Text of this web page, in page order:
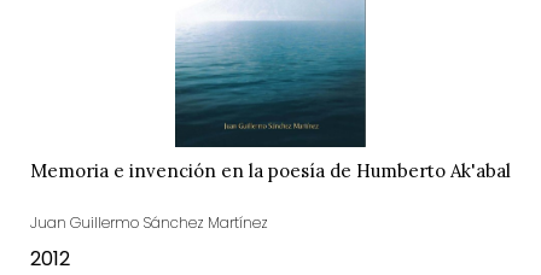
Memoria e invención en la poesía de Humberto Ak'abal
Juan Guillermo Sánchez Martínez
2012